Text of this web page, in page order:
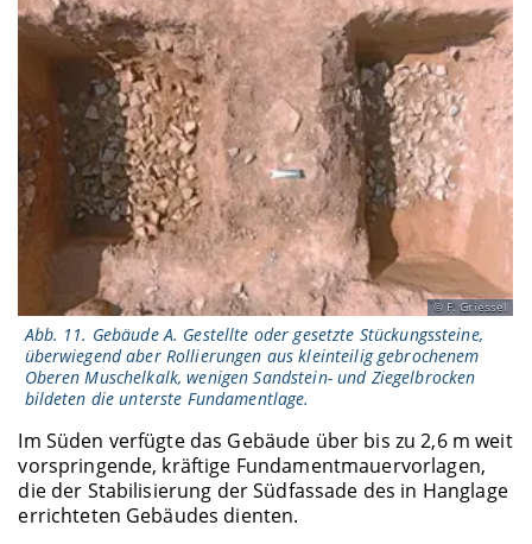
F. Griessel
Abb. 11. Gebäude A. Gestellte oder gesetzte Stückungssteine,
überwiegend aber Rollierungen aus kleinteilig gebrochenem
Oberen Muschelkalk, wenigen Sandstein- und Ziegelbrocken
bildeten die unterste Fundamentlage.
Im Süden verfügte das Gebäude über bis zu 2,6 m weit
vorspringende, kräftige Fundamentmauervorlagen,
die der Stabilisierung der Südfassade des in Hanglage
errichteten Gebäudes dienten.